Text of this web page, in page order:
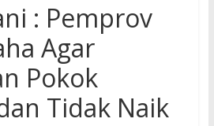
: Pemprov
Agar
Pokok
Tidak Naik